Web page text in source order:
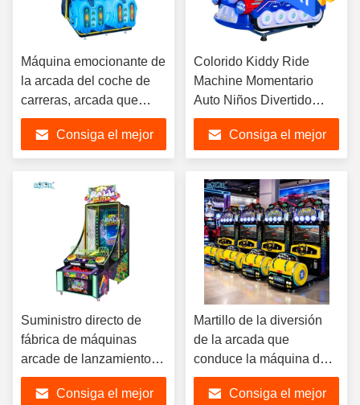
Máquina emocionante de
la arcada del coche de
carreras, arcada que
compite con el simulador
con diseño delicado
Consiga el mejor
Colorido Kiddy Ride
Machine Momentario
Auto Niños Divertido
Juego de carreras
máquinaConsiga el mejor
Suministro directo de
fábrica de máquinas
arcade de lanzamiento
de pelotas
Consiga el mejor
Martillo de la diversión
de la arcada que
conduce la máquina de
las carreras de coches
del simulador
Consiga el mejor